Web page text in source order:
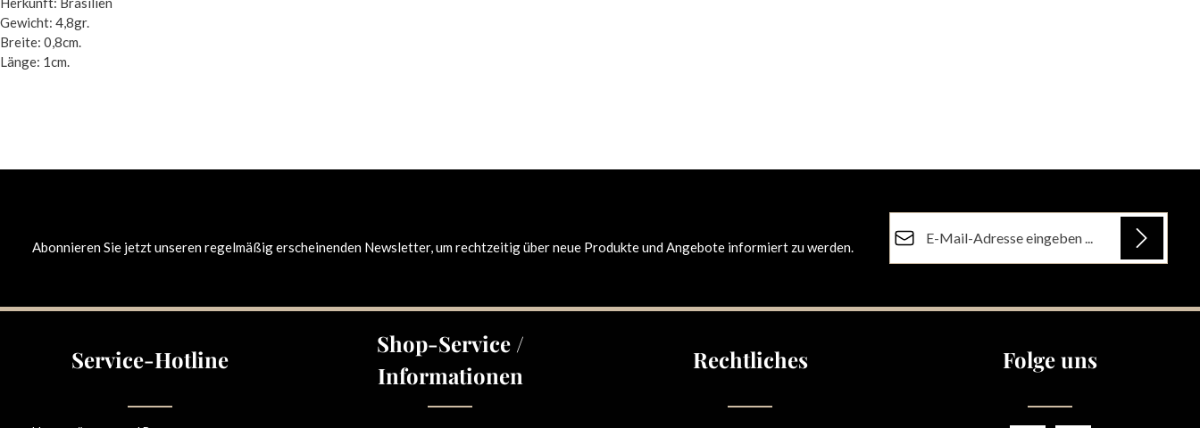
Gewicht: 4,8gr.
Breite: 0,8cm.
Länge: 1cm.
Abonnieren Sie jetzt unseren regelmäßig erscheinenden Newsletter, um rechtzeitig über neue Produkte und Angebote informiert zu werden.
Ich habe dieDatenschutzbestimmungenzur
Pflichtfelder.
Service-Hotline
Shop-Service /
Informationen
Rechtliches Folge uns